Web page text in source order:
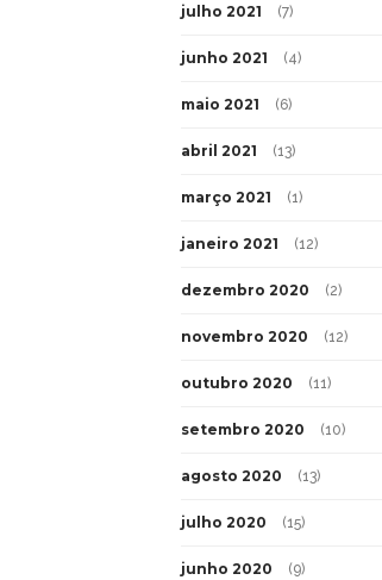
julho 2021 (7)
junho 2021 (4)
maio 2021 (6)
abril 2021 (13)
março 2021 (1)
janeiro 2021 (12)
dezembro 2020 (2)
novembro 2020 (12)
outubro 2020 (11)
setembro 2020 (10)
agosto 2020 (13)
julho 2020 (15)
junho 2020 (9)